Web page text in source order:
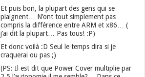
Et puis bon, la plupart des gens qui se
plaignent… N’ont tout simplement pas
compris la différence entre ARM et x86… (
j’ai dit la plupart… Pas tous! :P)
Et donc voilà :D Seul le temps dira si je
craquerai ou pas ;)
(PS: Il est dit que Power Cover multiplie par